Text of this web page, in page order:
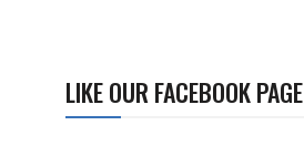
LIKE OUR FACEBOOK PAGE